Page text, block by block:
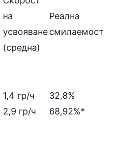
на
усвояване
(средна)
Реална
смилаемост
1,4 гр/ч
2,9 гр/ч
32,8%
68,92%*